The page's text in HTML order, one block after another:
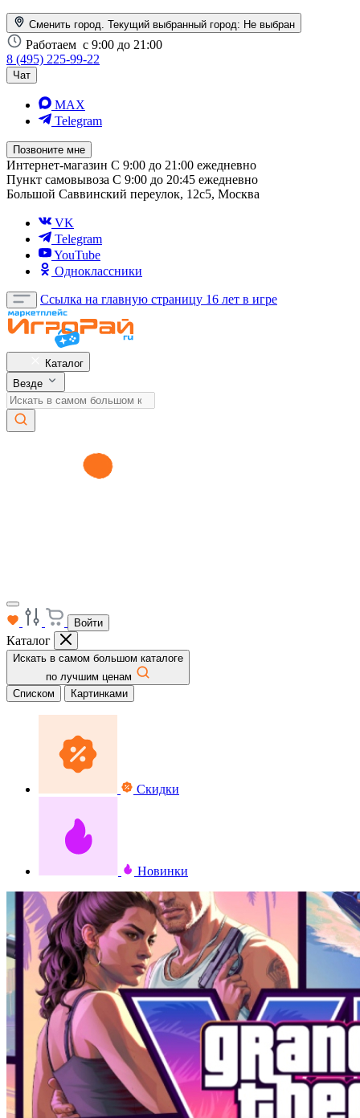
Сменить город. Текущий выбранный город: Не выбран
Работаем с 9:00 до 21:00
8 (495) 225-99-22
Чат
MAX
Telegram
Позвоните мне
Интернет-магазин С 9:00 до 21:00 ежедневно
Пункт самовывоза С 9:00 до 20:45 ежедневно
Большой Саввинский переулок, 12с5, Москва
VK
Telegram
YouTube
Одноклассники
Ссылка на главную страницу 16 лет в игре
Каталог
Везде
Войти
Каталог
Искать в самом большом каталоге
по лучшим ценам
Списком
Картинками
Скидки
Новинки